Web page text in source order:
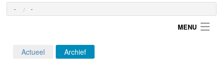
- -
MENU
Actueel Archief